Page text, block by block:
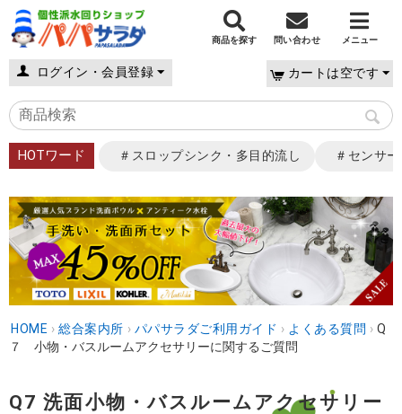
商品を探す 問い合わせ メニュー
ログイン・会員登録 カートは空です
HOTワード ＃スロップシンク・多目的流し ＃センサ
HOME › 総合案内所 › パパサラダご利用ガイド › よくある質問 › Q
７ 小物・バスルームアクセサリーに関するご質問
Q7 洗面小物・バスルームアクセサリー